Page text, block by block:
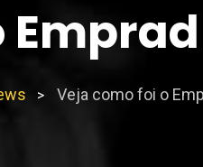
> Veja como foi o